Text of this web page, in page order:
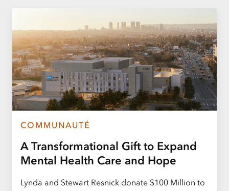
COMMUNAUTÉ
A Transformational Gift to Expand
Mental Health Care and Hope
Lynda and Stewart Resnick donate $100 Million to